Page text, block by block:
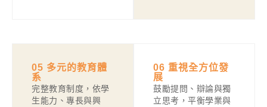
05 多元的教育體
系
完整教育制度，依學
生能力、專長與興
06 重視全方位發
展
鼓勵提問、辯論與獨
立思考，平衡學業與